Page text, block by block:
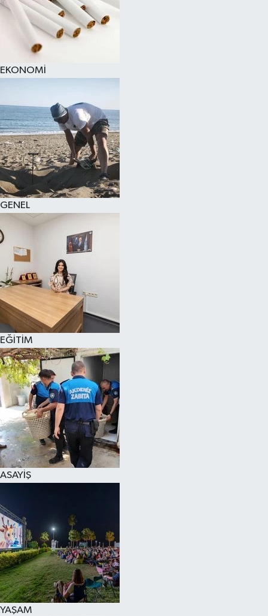
EKONOMİ
GENEL
EĞİTİM
ASAYİŞ
YAŞAM